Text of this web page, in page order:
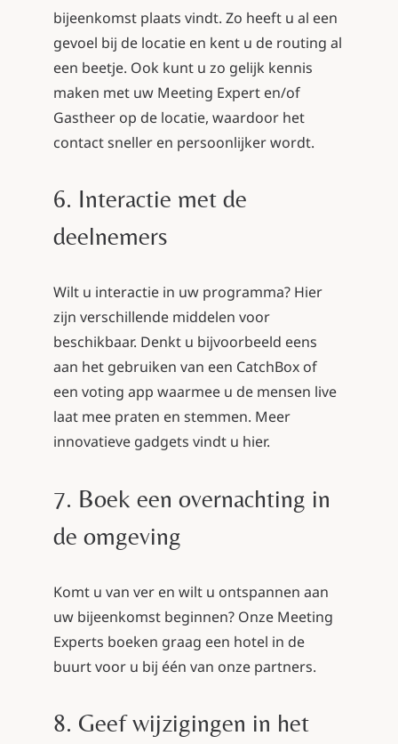
bijeenkomst plaats vindt. Zo heeft u al een
gevoel bij de locatie en kent u de routing al
een beetje. Ook kunt u zo gelijk kennis
maken met uw Meeting Expert en/of
Gastheer op de locatie, waardoor het
contact sneller en persoonlijker wordt.
6. Interactie met de
deelnemers
Wilt u interactie in uw programma? Hier
zijn verschillende middelen voor
beschikbaar. Denkt u bijvoorbeeld eens
aan het gebruiken van een CatchBox of
een voting app waarmee u de mensen live
laat mee praten en stemmen. Meer
innovatieve gadgets vindt u hier.
7. Boek een overnachting in
de omgeving
Komt u van ver en wilt u ontspannen aan
uw bijeenkomst beginnen? Onze Meeting
Experts boeken graag een hotel in de
buurt voor u bij één van onze partners.
8. Geef wijzigingen in het